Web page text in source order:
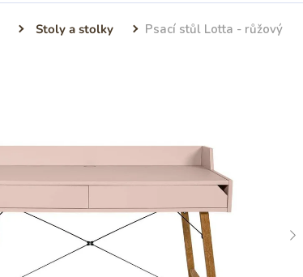
Stoly a stolky Psací stůl Lotta - růžový